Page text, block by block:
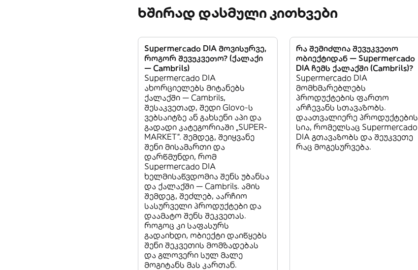
ხშირად დასმული კითხვები
Supermercado DIA მოვისურვე,
როგორ შევუკვეთო? (ქალაქი
— Cambrils)
Supermercado DIA
ახორციელებს მიტანებს
ქალაქში — Cambrils,
შესაკვეთად, შედი Glovo-ს
ვებსაიტზე ან გახსენი აპი და
გადადი კატეგორიაში „SUPER-
MARKET”. შემდეგ, შეიყვანე
შენი მისამართი და
დარწმუნდი, რომ
Supermercado DIA
ხელმისაწვდომია შენს უბანსა
და ქალაქში — Cambrils. ამის
შემდეგ, შეძლებ, აარჩიო
სასურველი პროდუქტები და
დაამატო შენს შეკვეთას.
როგოც კი საფასურს
გადაიხდი, ობიექტი დაიწყებს
შენი შეკვეთის მომზადებას
და გლოვერი სულ მალე
მოგიტანს მას კართან.
რა შემიძლია შევუკვეთო
ობიექტიდან — Supermercado
DIA ჩემს ქალაქში (Cambrils)?
Supermercado DIA
მომხმარებლებს
პროდუქტების ფართო
არჩევანს სთავაზობს.
დაათვალიერე პროდუქტების
სია, რომელსაც Supermercado
DIA გთავაზობს და შეუკვეთე
რაც მოგესურვება.